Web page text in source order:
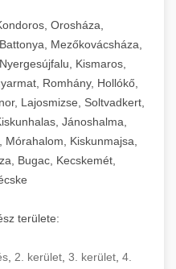
Orosháza,
Mezőkovácsháza,
Kismaros,
Romhány, Hollókő,
Lajosmizse, Soltvadkert,
Jánoshalma,
Kiskunmajsa,
Bugac, Kecskemét,
területe:
2. kerület 3. kerület 4.